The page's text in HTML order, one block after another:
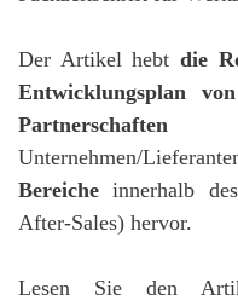
Der Artikel hebt die
Entwicklungsplan
Partnerschaften
Unternehmen/
Bereiche innerhalb
After-Sales) hervor.
Lesen Sie den